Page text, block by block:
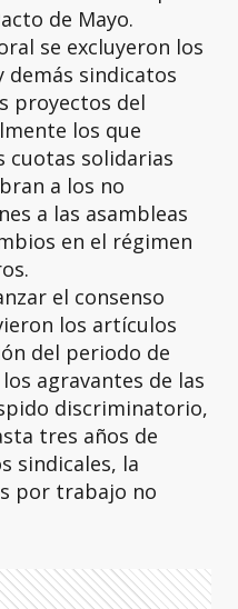
de Mayo.
se excluyeron los
demás sindicatos
proyectos del
los que
cuotas solidarias
a los no
a las asambleas
en el régimen
el consenso
los artículos
del periodo de
agravantes de las
discriminatorio,
tres años de
sindicales, la
por trabajo no